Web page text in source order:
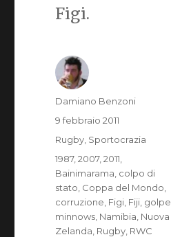
Figi.
Autore
Damiano Benzoni
Pubblicato
il
9 febbraio 2011
Categorie
Rugby Sportocrazia
Tag
1987,2007,2011
Bainimarama colpo di
stato Coppa del Mondo
corruzione Figi Fiji golpe
minnows Namibia Nuova
Zelanda Rugby RWC